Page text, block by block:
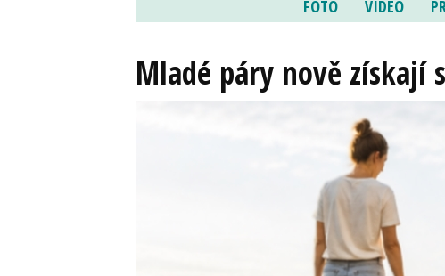
FOTO
VIDEO
Mladé páry nově získají